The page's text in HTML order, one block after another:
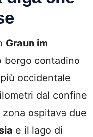
Graun im
borgo contadino
occidentale
dal confine
ospitava due
e il lago di